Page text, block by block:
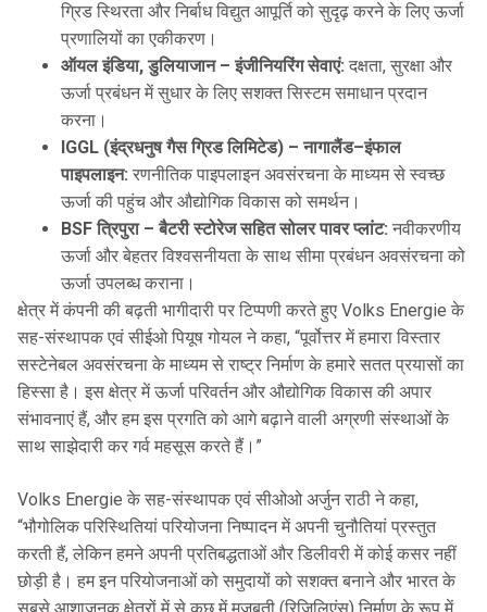
ग्रिड स्थिरता और निर्बाध विद्युत आपूर्ति को सुदृढ़ करने के लिए ऊर्जा
प्रणालियों का एकीकरण।
ऑयल इंडिया, डुलियाजान – इंजीनियरिंग सेवाएं: दक्षता, सुरक्षा और
ऊर्जा प्रबंधन में सुधार के लिए सशक्त सिस्टम समाधान प्रदान
करना।
IGGL (इंद्रधनुष गैस ग्रिड लिमिटेड) – नागालैंड–इंफाल
पाइपलाइन: रणनीतिक पाइपलाइन अवसंरचना के माध्यम से स्वच्छ
ऊर्जा की पहुंच और औद्योगिक विकास को समर्थन।
BSF त्रिपुरा – बैटरी स्टोरेज सहित सोलर पावर प्लांट: नवीकरणीय
ऊर्जा और बेहतर विश्वसनीयता के साथ सीमा प्रबंधन अवसंरचना को
ऊर्जा उपलब्ध कराना।
क्षेत्र में कंपनी की बढ़ती भागीदारी पर टिप्पणी करते हुए Volks Energie के
सह-संस्थापक एवं सीईओ पियूष गोयल ने कहा, “पूर्वोत्तर में हमारा विस्तार
सस्टेनेबल अवसंरचना के माध्यम से राष्ट्र निर्माण के हमारे सतत प्रयासों का
हिस्सा है। इस क्षेत्र में ऊर्जा परिवर्तन और औद्योगिक विकास की अपार
संभावनाएं हैं, और हम इस प्रगति को आगे बढ़ाने वाली अग्रणी संस्थाओं के
साथ साझेदारी कर गर्व महसूस करते हैं।”
Volks Energie के सह-संस्थापक एवं सीओओ अर्जुन राठी ने कहा,
“भौगोलिक परिस्थितियां परियोजना निष्पादन में अपनी चुनौतियां प्रस्तुत
करती हैं, लेकिन हमने अपनी प्रतिबद्धताओं और डिलीवरी में कोई कसर नहीं
छोड़ी है। हम इन परियोजनाओं को समुदायों को सशक्त बनाने और भारत के